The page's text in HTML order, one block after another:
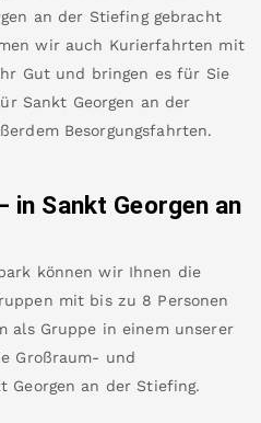
an der Stiefing gebracht
wir auch Kurierfahrten mit
Gut und bringen es für Sie
Sankt Georgen an der
Besorgungsfahrten.
in Sankt Georgen an
können wir Ihnen die
mit bis zu 8 Personen
als Gruppe in einem unserer
Großraum- und
Georgen an der Stiefing.